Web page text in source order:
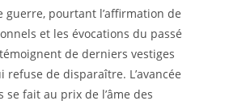
guerre, pourtant l’affirmation de
et les évocations du passé
de derniers vestiges
refuse de disparaître. L’avancée
fait au prix de l’âme des